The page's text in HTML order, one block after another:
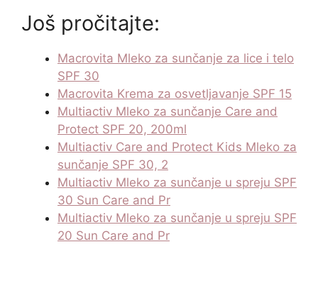
Još pročitajte:
Macrovita Mleko za sunčanje za lice i telo
SPF 30
Macrovita Krema za osvetljavanje SPF 15
Multiactiv Mleko za sunčanje Care and
Protect SPF 20, 200ml
Multiactiv Care and Protect Kids Mleko za
sunčanje SPF 30, 2
Multiactiv Mleko za sunčanje u spreju SPF
30 Sun Care and Pr
Multiactiv Mleko za sunčanje u spreju SPF
20 Sun Care and Pr